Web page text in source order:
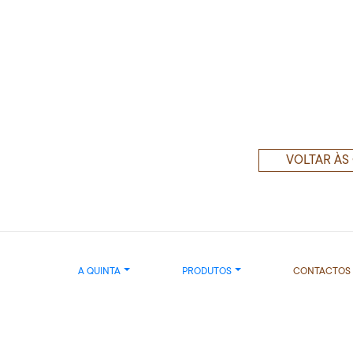
VOLTAR
A QUINTA PRODUTOS CONTACTOS